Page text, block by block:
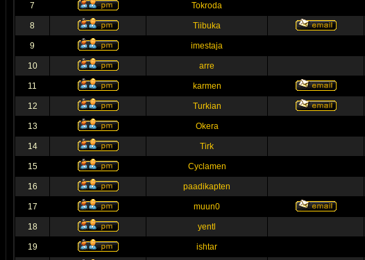
7 Tokroda
8 Tiibuka
9 imestaja
10 arre
11 karmen
12 Turkian
13 Okera
14 Tirk
15 Cyclamen
16 paadikapten
17 muun0
18 yentl
19 ishtar